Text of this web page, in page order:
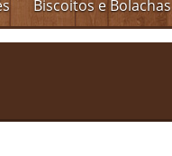
Biscoitos e Bolachas